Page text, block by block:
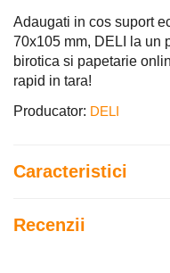
Adaugati in cos suport
70x105 mm, DELI la un
birotica si papetarie
rapid in tara!
Producator: DELI
Caracteristici
Recenzii